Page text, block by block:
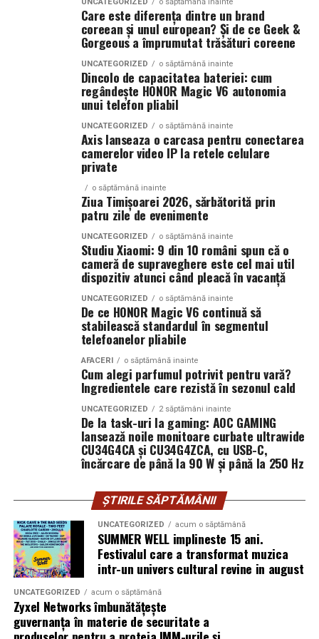
hotar nu mai e doar o trasare pe hârtie — devine probă
Când intervine uzucapiunea
Posesorul nu rămâne fără apărare. Uneori, chiar câștigă.
Uzucapiunea permite dobândirea proprietății prin
posesie îndelungată, dacă sunt îndeplinite anumite
condiții: posesie continuă, publică, pașnică și sub nume
de proprietar.
Aici apar conflictele cele mai sensibile.
Scenariu: teren „lucrat” de ani de zile
La marginea unui oraș în expansiune, un teren agricol a
fost folosit constant de un mic antreprenor local. L-a
împrejmuit. L-a cultivat. A investit în irigații.
Proprietarul din acte locuiește în străinătate și nu a
intervenit timp de peste 15 ani.
Când decide să vândă terenul, descoperă că altcineva îl
Nu mai e doar o discuție despre acte. Devine o analiză a
comportamentului în timp. Instanța cântărește
pasivitatea proprietarului versus acțiunile concrete ale
Procedura în instanță: ritm și
blocaje
Procesele de revendicare nu se rezolvă rapid. Dosarele
includ expertize, martori, verificări cadastrale.
Termenele se întind.
În unele cazuri, litigiul durează ani.
Specificații tehnice principale:
Panouri fotovoltaice instalate:24 kW
Sistem de stocare:52 kWh baterii LiFePO4
Invertor hibrid:24 kW
Dimensiune container transport: 3 × 2,5
metri
Lungime panouri desfășurate:
liniari
Conectică:priză 220 V monofazic, priză
380 V trifazic, priză încărcare auto electric
Climatizare:aer condiționat integrat pentru
menținerea bateriilor la temperatură optimă
Mobilitate:roți tip off-road pentru deplasare
pe teren accidentat
beneficiarului. La cerere, modelul poate fi extins cu prize
suplimentare, sisteme de iluminat exterior, monitorizare la
distanță și conectivitate GSM.
Gama completă: de la 3 metri la 12 metri
lungime container
Modelul livrat către beneficiar reprezintă varianta de intrare a
gamei UZINEX. Producătorul oferăcentrale fotovoltaice
mobileîn configurații adaptate volumului de consum al fiecărui
client, de la modelul compact până la containerul industrial 40 ft.
UNCATEGORIZED o săptămână inainte
Care este diferența dintre un brand
coreean și unul european? Și de ce Geek &
Gorgeous a împrumutat trăsături coreene
UNCATEGORIZED o săptămână inainte
Dincolo de capacitatea bateriei: cum
regândește HONOR Magic V6 autonomia
unui telefon pliabil
UNCATEGORIZED o săptămână inainte
Axis lanseaza o carcasa pentru conectarea
camerelor video IP la retele celulare
private
o săptămână inainte
Ziua Timișoarei 2026, sărbătorită prin
patru zile de evenimente
UNCATEGORIZED o săptămână inainte
Studiu Xiaomi: 9 din 10 români spun că o
cameră de supraveghere este cel mai util
dispozitiv atunci când pleacă în vacanță
UNCATEGORIZED o săptămână inainte
De ce HONOR Magic V6 continuă să
stabilească standardul în segmentul
telefoanelor pliabile
AFACERI o săptămână inainte
Cum alegi parfumul potrivit pentru vară?
Ingredientele care rezistă în sezonul cald
UNCATEGORIZED 2 săptămâni inainte
De la task-uri la gaming: AOC GAMING
lansează noile monitoare curbate ultrawide
CU34G4CA și CU34G4ZCA, cu USB-C,
încărcare de până la 90 W și până la 250 Hz
ȘTIRILE SĂPTĂMÂNII
UNCATEGORIZED acum o săptămână
SUMMER WELL implineste 15 ani.
Festivalul care a transformat muzica
intr-un univers cultural revine in august
UNCATEGORIZED acum o săptămână
Zyxel Networks îmbunătățește
guvernanța în materie de securitate a